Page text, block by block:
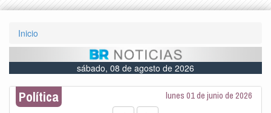
Inicio
sábado, 08 de agosto de 2026
Política lunes 01 de junio de 2026